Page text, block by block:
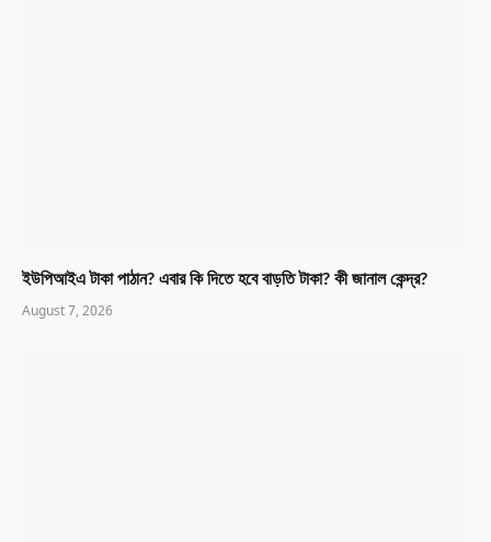
ইউপিআইএ টাকা পাঠান? এবার কি দিতে হবে বাড়তি টাকা? কী জানাল কেন্দ্র?
August 7, 2026